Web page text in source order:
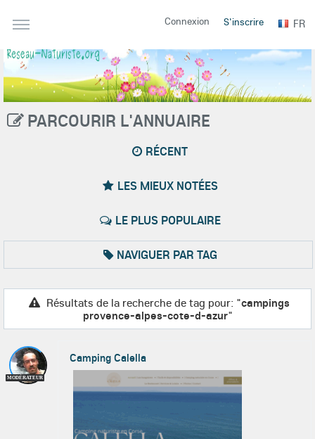
Connexion S'inscrire FR
PARCOURIR L'ANNUAIRE
RÉCENT
LES MIEUX NOTÉES
LE PLUS POPULAIRE
NAVIGUER PAR TAG
Résultats de la recherche de tag pour: "campings
provence-alpes-cote-d-azur"
MODÉRATEUR
Camping Calella